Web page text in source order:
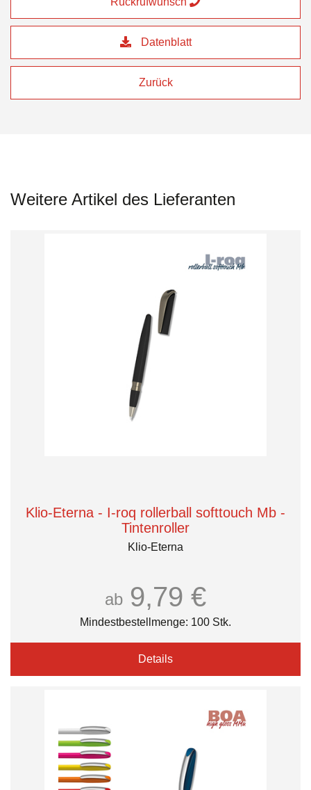
Zurück
Datenblatt
Weitere Artikel des Lieferanten
Klio-Eterna - I-roq rollerball softtouch Mb -
Tintenroller
Klio-Eterna
ab 9,79 €
Mindestbestellmenge: 100 Stk.
Details